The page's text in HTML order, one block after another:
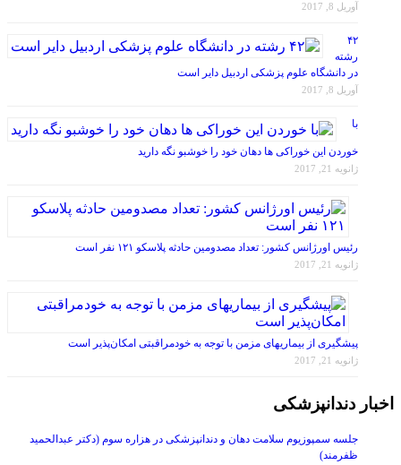
آوریل 8, 2017
۴۲
رشته
در دانشگاه علوم پزشکی اردبیل دایر است
آوریل 8, 2017
با
خوردن این خوراکی ها دهان خود را خوشبو نگه دارید
ژانویه 21, 2017
رئیس اورژانس کشور: تعداد مصدومین حادثه پلاسکو ۱۲۱ نفر است
ژانویه 21, 2017
پیشگیری از بیماریهای مزمن با توجه به خودمراقبتی امکان‌پذیر است
ژانویه 21, 2017
اخبار دندانپزشکی
جلسه سمپوزیوم سلامت دهان و دندانپزشکی در هزاره سوم (دکتر عبدالحمید
ظفرمند)